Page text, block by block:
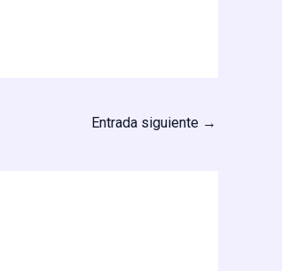
Entrada siguiente →